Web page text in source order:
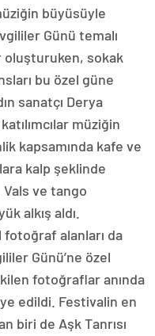
büyüsüyle
Günü temalı
sokak
bu özel güne
sanatçı Derya
müziğin
kapsamında kafe ve
kalp şeklinde
Vals ve tango
alkış aldı.
fotoğraf alanları da
Günü’ne özel
fotoğraflar anında
edildi. Festivalin en
biri de Aşk Tanrısı